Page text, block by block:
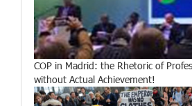
COP in Madrid: the Rhetoric of
without Actual Achievement!